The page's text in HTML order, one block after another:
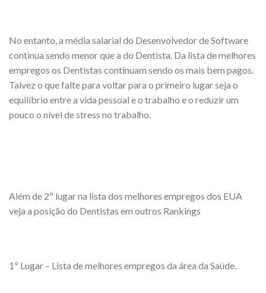
No entanto, a média salarial do Desenvolvedor de Software
continua sendo menor que a do Dentista. Da lista de melhores
empregos os Dentistas continuam sendo os mais bem pagos.
Talvez o que falte para voltar para o primeiro lugar seja o
equilíbrio entre a vida pessoal e o trabalho e o reduzir um
pouco o nível de stress no trabalho.
Além de 2º lugar na lista dos melhores empregos dos EUA
veja a posição do Dentistas em outros Rankings
1º Lugar – Lista de melhores empregos da área da Saúde.